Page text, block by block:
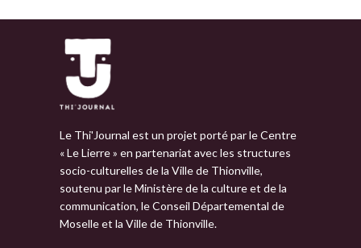
Le Thi'Journal est un projet porté par le Centre
« Le Lierre » en partenariat avec les structures
socio-culturelles de la Ville de Thionville,
soutenu par le Ministère de la culture et de la
communication, le Conseil Départemental de
Moselle et la Ville de Thionville.